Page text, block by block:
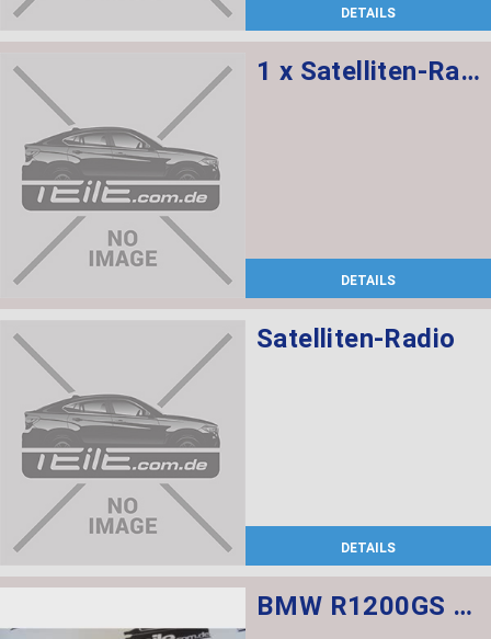
DETAILS
1 x Satelliten-Radio, 1 x Halter DAB-Tuner/SDARS/IBOC
DETAILS
Satelliten-Radio
DETAILS
BMW R1200GS Federbein vorn ESA